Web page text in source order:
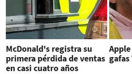
McDonald's registra su
primera pérdida de ventas
en casi cuatro años